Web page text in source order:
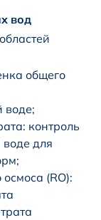
вод
общего
воде;
контроль
для
(RO):